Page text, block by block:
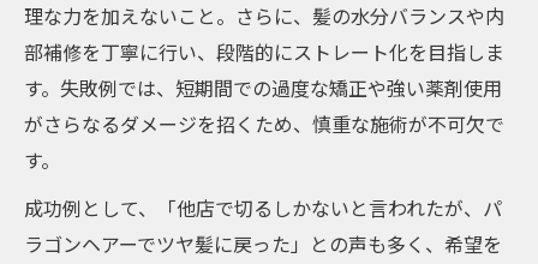
理な力を加えないこと。さらに、髪の水分バランスや内
部補修を丁寧に行い、段階的にストレート化を目指しま
す。失敗例では、短期間での過度な矯正や強い薬剤使用
がさらなるダメージを招くため、慎重な施術が不可欠で
す。
成功例として、「他店で切るしかないと言われたが、パ
ラゴンヘアーでツヤ髪に戻った」との声も多く、希望を